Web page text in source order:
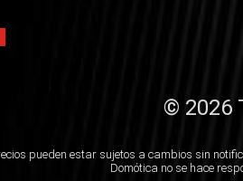
© 2026
pueden estar sujetos a cambios sin
Domótica no se hace